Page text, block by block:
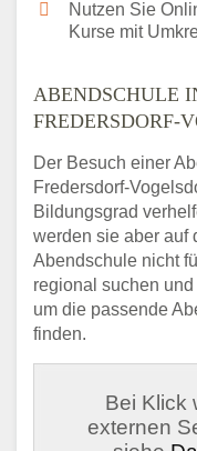
Nutzen Sie
Kurse mit
ABENDSCHULE
FREDERSDORF-
Der Besuch einer
Fredersdorf-
Bildungsgrad
werden sie aber auf
Abendschule nicht
regional suchen
um die passende
finden.
Bei Klick
externen